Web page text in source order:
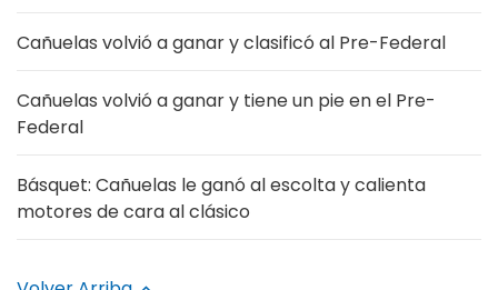
Cañuelas volvió a ganar y clasificó al Pre-Federal
Cañuelas volvió a ganar y tiene un pie en el Pre-
Federal
Básquet: Cañuelas le ganó al escolta y calienta
motores de cara al clásico